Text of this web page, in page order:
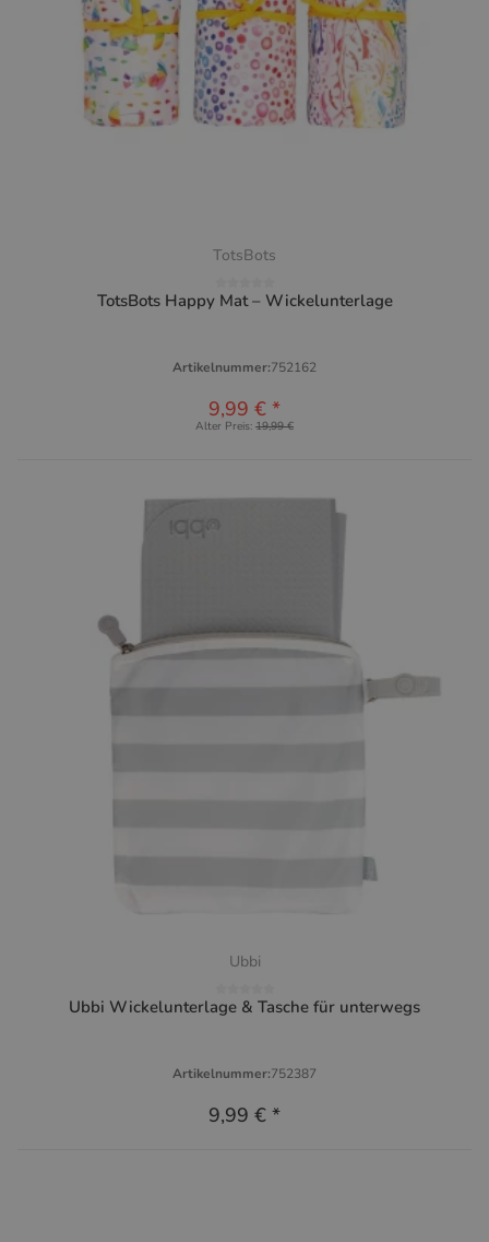
TotsBots
TotsBots Happy Mat – Wickelunterlage
Artikelnummer:752162
9,99 € *
Alter Preis: 19,99 €
Ubbi
Ubbi Wickelunterlage & Tasche für unterwegs
Artikelnummer:752387
9,99 € *